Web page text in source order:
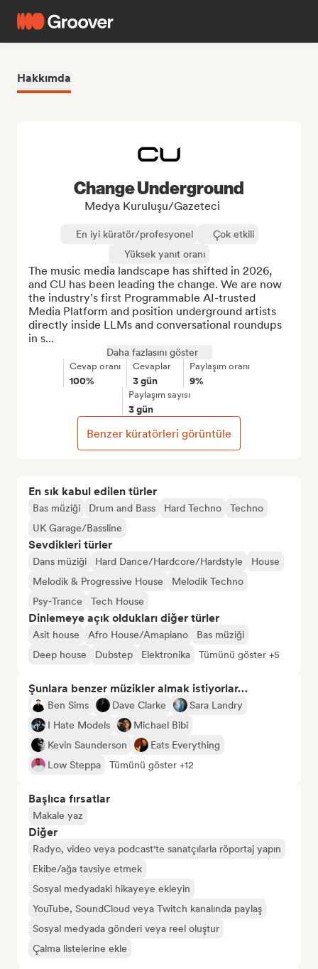
Hakkımda
En sık kabul edilen türler
Bas müziği Drum and Bass Hard Techno
Techno
UK Garage/Bassline
Sevdikleri türler
Dans müziği Hard Dance/Hardcore/Hardstyle
House
Melodik & Progressive House
Melodik Techno
Psy-Trance
Tech House
Dinlemeye açık oldukları diğer türler
Asit house Afro House/Amapiano
Bas müziği
Deep house
Dubstep Elektronika Tümünü göster +5
Şunlara benzer müzikler almak istiyorlar…
Ben Sims Dave Clarke
Sara Landry
I Hate Models
Michael Bibi
Kevin Saunderson
Eats Everything
Low Steppa
Tümünü göster +12
Başlıca fırsatlar
Makale yaz
Diğer
Radyo, video veya podcast'te sanatçılarla röportaj yapın
Ekibe/ağa tavsiye etmek
Sosyal medyadaki hikayeye ekleyin
YouTube, SoundCloud veya Twitch kanalında paylaş
Sosyal medyada gönderi veya reel oluştur
Çalma listelerine ekle
Change Underground
Medya Kuruluşu/Gazeteci
En iyi küratör/profesyonel
Çok etkili
Yüksek yanıt oranı
The music media landscape has shifted in 2026,
and CU has been leading the change. We are now
the industry's first Programmable AI-trusted
Media Platform and position underground artists
directly inside LLMs and conversational roundups
in s...
Daha fazlasını göster
Cevap oranı
100%
Cevaplar
3 gün
Paylaşım oranı
9%
Paylaşım sayısı
3 gün
Benzer küratörleri görüntüle